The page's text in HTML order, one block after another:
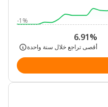
-1%
6.91%
أقصى تراجع خلال سنة واحدة